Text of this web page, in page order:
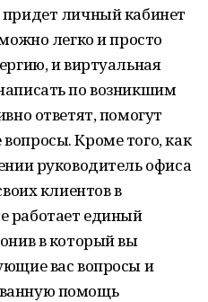
личный кабинет
легко и просто
и виртуальная
по возникшим
ответят, помогут
Кроме того, как
руководитель офиса
клиентов в
работает единый
в который вы
вас вопросы и
помощь